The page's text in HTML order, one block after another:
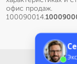
офис продаж.
100090014.